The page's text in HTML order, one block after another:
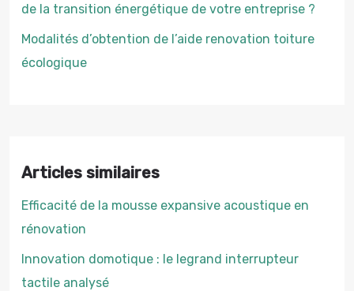
de la transition énergétique de votre entreprise ?
Modalités d’obtention de l’aide renovation toiture
écologique
Articles similaires
Efficacité de la mousse expansive acoustique en
rénovation
Innovation domotique : le legrand interrupteur
tactile analysé